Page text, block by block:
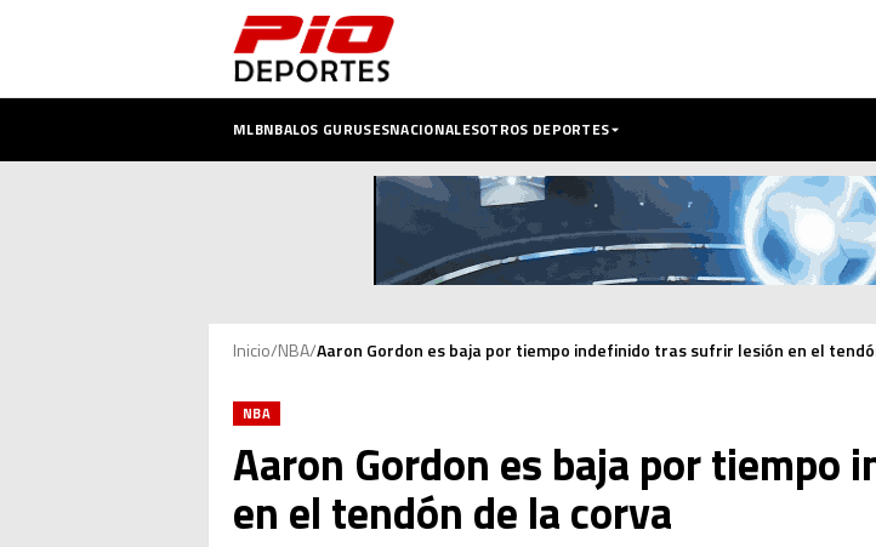
MLBNBALOS GURUSESNACIONALESOTROS DEPORTES
Inicio/NBA/Aaron Gordon es baja por tiempo indefinido tras sufrir lesión en el
NBA
Aaron Gordon es baja por
en el tendón de la corva